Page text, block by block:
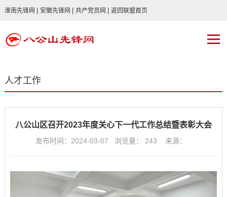
淮南先锋网 安徽先锋网 共产党员网 返回联盟首页
人才工作
八公山区召开2023年度关心下一代工作总结暨表彰大会
发布时间：2024-03-07 浏览量： 243 来源：